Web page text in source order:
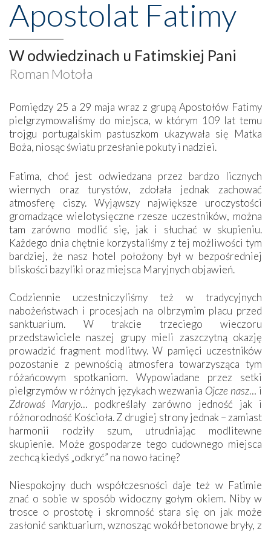
Apostolat Fatimy
W odwiedzinach u Fatimskiej Pani
Roman Motoła
Pomiędzy 25 a 29 maja wraz z grupą Apostołów Fatimy
pielgrzymowaliśmy do miejsca, w którym 109 lat temu
trojgu portugalskim pastuszkom ukazywała się Matka
Boża, niosąc światu przesłanie pokuty i nadziei.
Fatima, choć jest odwiedzana przez bardzo licznych
wiernych oraz turystów, zdołała jednak zachować
atmosferę ciszy. Wyjąwszy największe uroczystości
gromadzące wielotysięczne rzesze uczestników, można
tam zarówno modlić się, jak i słuchać w skupieniu.
Każdego dnia chętnie korzystaliśmy z tej możliwości tym
bardziej, że nasz hotel położony był w bezpośredniej
bliskości bazyliki oraz miejsca Maryjnych objawień.
Codziennie uczestniczyliśmy też w tradycyjnych
nabożeństwach i procesjach na olbrzymim placu przed
sanktuarium. W trakcie trzeciego wieczoru
przedstawiciele naszej grupy mieli zaszczytną okazję
prowadzić fragment modlitwy. W pamięci uczestników
pozostanie z pewnością atmosfera towarzysząca tym
różańcowym spotkaniom. Wypowiadane przez setki
pielgrzymów w różnych językach wezwania Ojcze nasz… i
Zdrowaś Maryjo… podkreślały zarówno jedność jak i
różnorodność Kościoła. Z drugiej strony jednak – zamiast
harmonii rodziły szum, utrudniając modlitewne
skupienie. Może gospodarze tego cudownego miejsca
zechcą kiedyś „odkryć” na nowo łacinę?
Niespokojny duch współczesności daje też w Fatimie
znać o sobie w sposób widoczny gołym okiem. Niby w
trosce o prostotę i skromność stara się on jak może
zasłonić sanktuarium, wznosząc wokół betonowe bryły, z